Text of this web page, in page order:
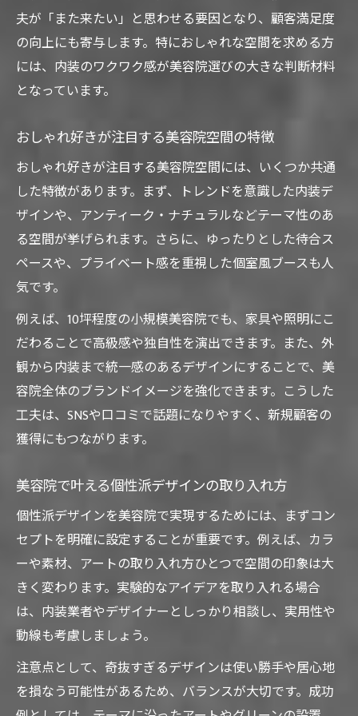
夫が「また来たい」と思わせる要因となり、顧客満足度
の向上にも寄与します。特におしゃれな空間を求める方
には、内装のワクワク感が美容院選びの大きな判断材料
となっています。
おしゃれ好きが注目する美容院空間の特徴
おしゃれ好きが注目する美容院空間には、いくつか共通
した特徴があります。まず、トレンドを意識した内装デ
ザインや、アンティーク・ナチュラルなどテーマ性のあ
る空間が挙げられます。さらに、ゆったりとした待合ス
ペースや、プライベート感を重視した個室風ブースも人
気です。
例えば、10坪程度の小規模美容院でも、家具や照明にこ
だわることで高級感や独自性を演出できます。また、外
観から内装まで統一感のあるデザインにすることで、美
容院全体のブランドイメージを強化できます。こうした
工夫は、SNSや口コミで話題になりやすく、新規顧客の
獲得にもつながります。
美容院で叶える個性派デザインの取り入れ方
個性派デザインを美容院で実現するためには、まずコン
セプトを明確に設定することが重要です。例えば、カラ
ーや素材、アートの取り入れ方ひとつで空間の印象は大
きく変わります。実験的なアイデアを取り入れる場合
は、内装業者やデザイナーとしっかり相談し、実用性や
動線も考慮しましょう。
注意点として、奇抜すぎるデザインは使い勝手や居心地
を損なう可能性があるため、バランスが大切です。成功